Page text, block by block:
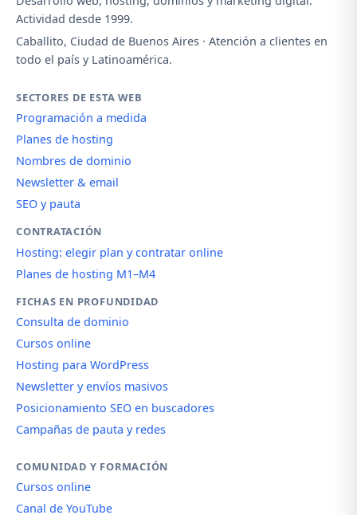
Actividad desde 1999.
Caballito, Ciudad de Buenos Aires · Atención a clientes en
todo el país y Latinoamérica.
SECTORES DE ESTA WEB
Programación a medida
Planes de hosting
Nombres de dominio
Newsletter & email
SEO y pauta
CONTRATACIÓN
Hosting: elegir plan y contratar online
Planes de hosting M1–M4
FICHAS EN PROFUNDIDAD
Consulta de dominio
Cursos online
Hosting para WordPress
Newsletter y envíos masivos
Posicionamiento SEO en buscadores
Campañas de pauta y redes
COMUNIDAD Y FORMACIÓN
Cursos online
Canal de YouTube